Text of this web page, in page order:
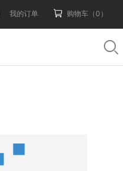
我的订单 购物车（0）